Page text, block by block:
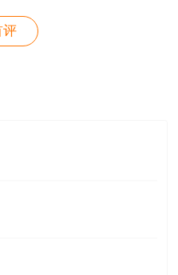
年咨询工程师成绩
评